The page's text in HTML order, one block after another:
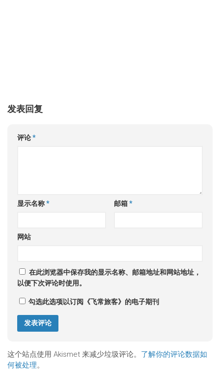
发表回复
评论*
显示名称* 邮箱*
网站
在此浏览器中保存我的显示名称、邮箱地址和网站地址，
以便下次评论时使用。
勾选此选项以订阅《飞常旅客》的电子期刊
这个站点使用 Akismet 来减少垃圾评论。 了解你的评论数据如
何被处理。